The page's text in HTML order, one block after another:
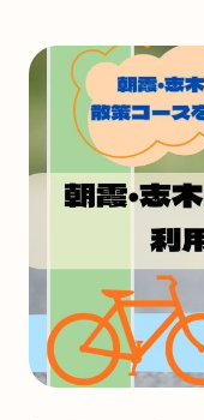
う
来
月
ク
マ
ス！
ど
こ